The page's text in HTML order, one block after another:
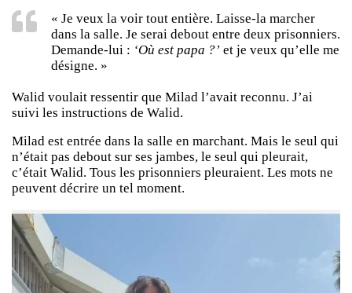
« Je veux la voir tout entière. Laisse-la marcher
dans la salle. Je serai debout entre deux prisonniers.
Demande-lui : ‘Où est papa ?’ et je veux qu’elle me
désigne. »
Walid voulait ressentir que Milad l’avait reconnu. J’ai
suivi les instructions de Walid.
Milad est entrée dans la salle en marchant. Mais le seul qui
n’était pas debout sur ses jambes, le seul qui pleurait,
c’était Walid. Tous les prisonniers pleuraient. Les mots ne
peuvent décrire un tel moment.